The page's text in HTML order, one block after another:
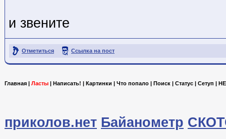
и звените
Отметиться Ссылка на пост
Главная Ласты Написать! Картинки Что попало Поиск Статус Сетуп
приколов.нет Байанометр